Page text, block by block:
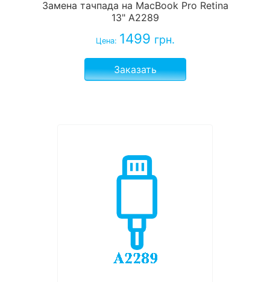
Замена тачпада на MacBook Pro Retina
13" A2289
Цена: 1499 грн.
Заказать